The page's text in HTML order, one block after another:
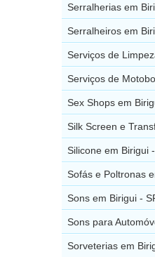
Serralherias em
Serralheiros em
Serviços de
Serviços de
Sex Shops em
Silk Screen e
Silicone em Birigui
Sofás e Poltronas
Sons em Birigui -
Sons para
Sorveterias em